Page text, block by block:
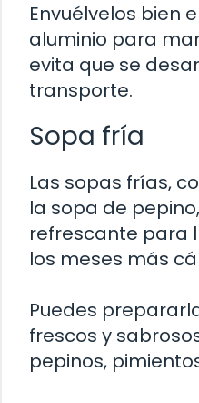
Envuélvelos bien
aluminio para
evita que se
transporte.
Sopa fría
Las sopas frías,
la sopa de
refrescante para
los meses más
Puedes
frescos y
pepinos,